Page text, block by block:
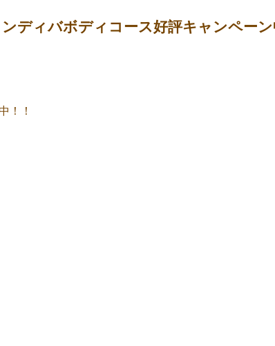
ディバボディコース好評キャンペーン
！！